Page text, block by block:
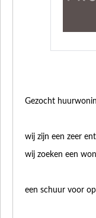
Gezocht
wij zijn een zeer
wij zoeken een
een schuur voor